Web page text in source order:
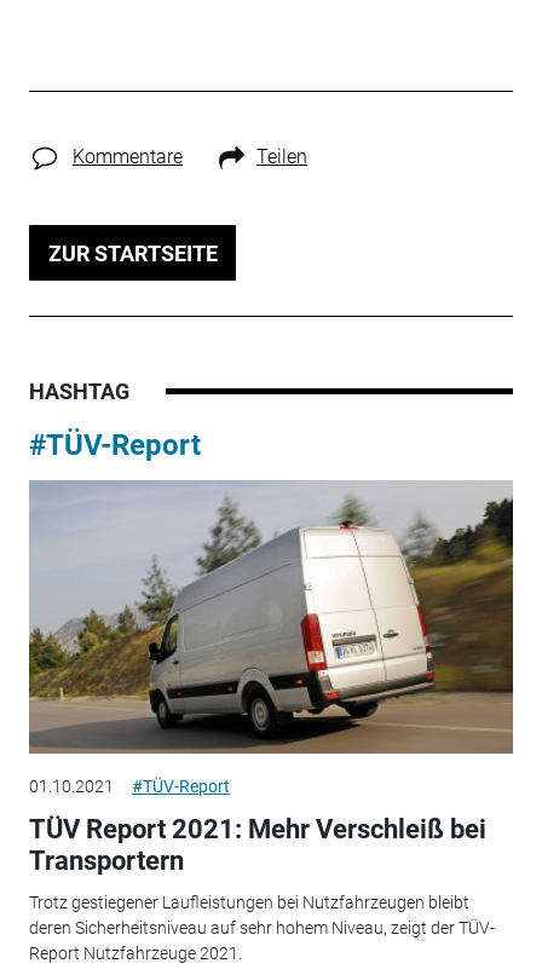
Kommentare Teilen
ZUR STARTSEITE
HASHTAG
#TÜV-Report
01.10.2021 #TÜV-Report
TÜV Report 2021: Mehr Verschleiß bei
Transportern
Trotz gestiegener Laufleistungen bei Nutzfahrzeugen bleibt
deren Sicherheitsniveau auf sehr hohem Niveau, zeigt der TÜV-
Report Nutzfahrzeuge 2021.